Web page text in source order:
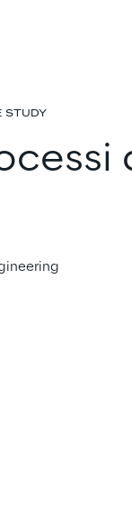
STUDY
ERP